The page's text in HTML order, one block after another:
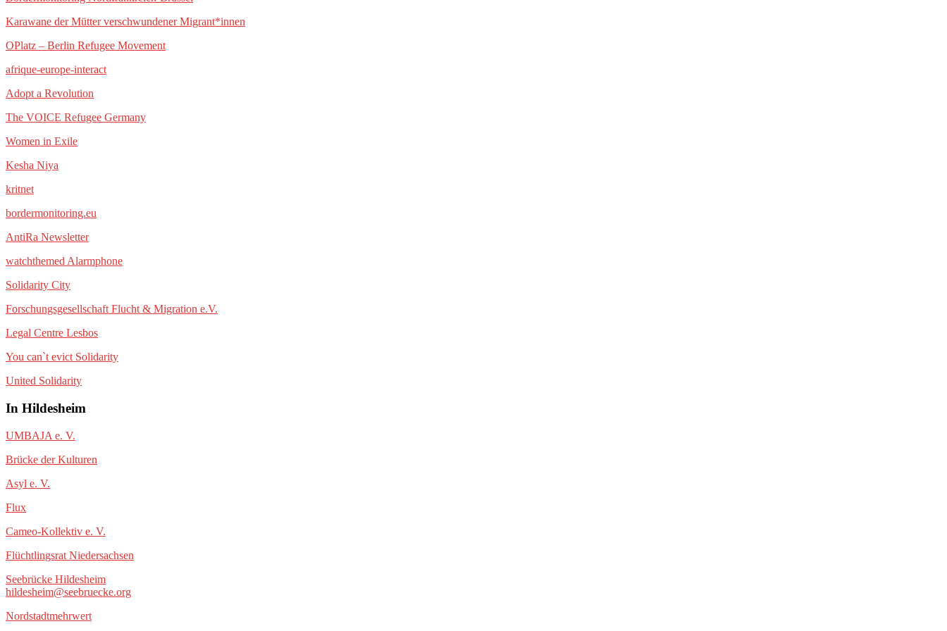
Karawane der Mütter verschwundener Migrant*innen
OPlatz – Berlin Refugee Movement
afrique-europe-interact
Adopt a Revolution
The VOICE Refugee Germany
Women in Exile
Kesha Niya
kritnet
bordermonitoring.eu
AntiRa Newsletter
watchthemed Alarmphone
Solidarity City
Forschungsgesellschaft Flucht & Migration e.V.
Legal Centre Lesbos
You can`t evict Solidarity
United Solidarity
In Hildesheim
UMBAJA e. V.
Brücke der Kulturen
Asyl e. V.
Flux
Cameo-Kollektiv e. V.
Flüchtlingsrat Niedersachsen
Seebrücke Hildesheim
hildesheim@seebruecke.org
Nordstadtmehrwert